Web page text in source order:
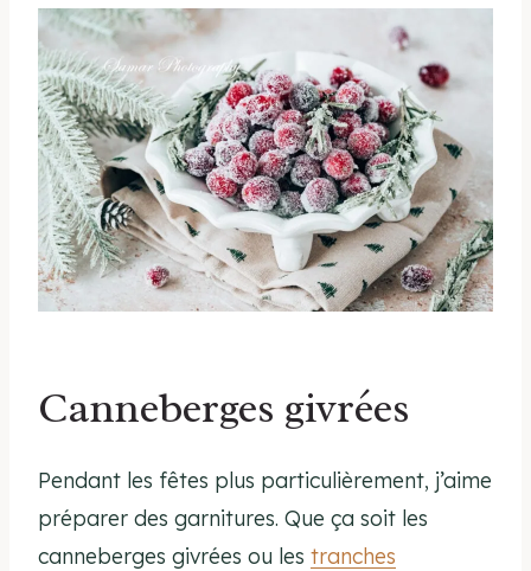
Canneberges givrées
Pendant les fêtes plus particulièrement, j’aime
préparer des garnitures. Que ça soit les
canneberges givrées ou les tranches